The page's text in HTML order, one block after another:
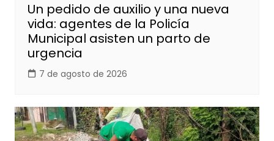
Un pedido de auxilio y una nueva
vida: agentes de la Policía
Municipal asisten un parto de
urgencia
7 de agosto de 2026